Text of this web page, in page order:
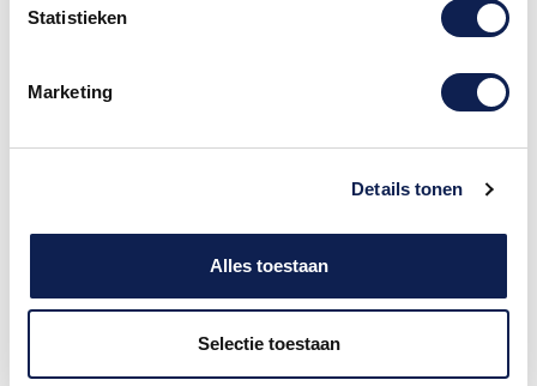
Statistieken
Marketing
Details tonen
Alles toestaan
Selectie toestaan
Gemaakt van duurzaam
materiaal, bieden onze...
Gemaakt van duurzaam
materiaal, bieden onze...